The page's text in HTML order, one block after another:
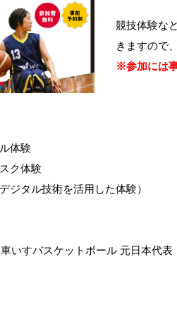
競技体験な
きますので
※参加には
体験
ク体験
ジタル技術を活用した体験）
いすバスケットボール 元日本代表